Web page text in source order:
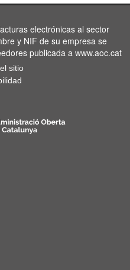
electrónicas al sector
y NIF de su empresa se
publicada a www.aoc.cat
sitio